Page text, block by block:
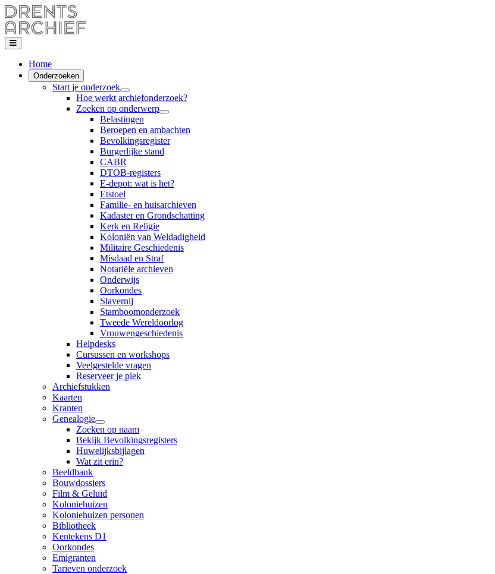
Home
Onderzoeken
Start je onderzoek
Hoe werkt archiefonderzoek?
Zoeken op onderwerp
Belastingen
Beroepen en ambachten
Bevolkingsregister
Burgerlijke stand
CABR
DTOB-registers
E-depot: wat is het?
Etstoel
Familie- en huisarchieven
Kadaster en Grondschatting
Kerk en Religie
Koloniën van Weldadigheid
Militaire Geschiedenis
Misdaad en Straf
Notariële archieven
Onderwijs
Oorkondes
Slavernij
Stamboomonderzoek
Tweede Wereldoorlog
Vrouwengeschiedenis
Helpdesks
Cursussen en workshops
Veelgestelde vragen
Reserveer je plek
Archiefstukken
Kaarten
Kranten
Genealogie
Zoeken op naam
Bekijk Bevolkingsregisters
Huwelijksbijlagen
Wat zit erin?
Beeldbank
Bouwdossiers
Film & Geluid
Koloniehuizen
Koloniehuizen personen
Bibliotheek
Kentekens D1
Oorkondes
Emigranten
Tarieven onderzoek